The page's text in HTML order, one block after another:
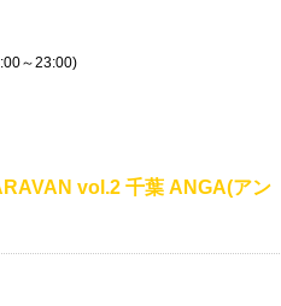
～23:00)
vol.2 千葉 ANGA(アン